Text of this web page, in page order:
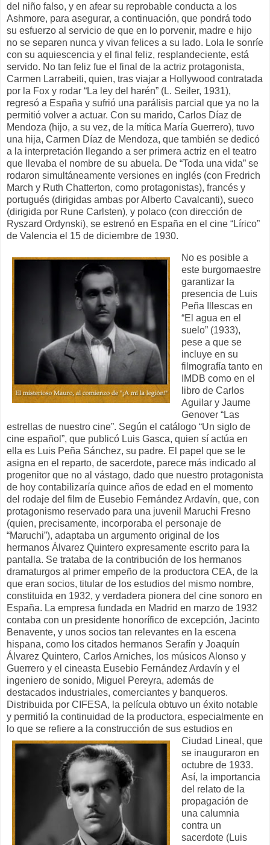
del niño falso, y en afear su reprobable conducta a los
Ashmore, para asegurar, a continuación, que pondrá todo
su esfuerzo al servicio de que en lo porvenir, madre e hijo
no se separen nunca y vivan felices a su lado. Lola le sonríe
con su aquiescencia y el final feliz, resplandeciente, está
servido. No tan feliz fue el final de la actriz protagonista,
Carmen Larrabeiti, quien, tras viajar a Hollywood contratada
por la Fox y rodar “La ley del harén” (L. Seiler, 1931),
regresó a España y sufrió una parálisis parcial que ya no la
permitió volver a actuar. Con su marido, Carlos Díaz de
Mendoza (hijo, a su vez, de la mítica María Guerrero), tuvo
una hija, Carmen Díaz de Mendoza, que también se dedicó
a la interpretación llegando a ser primera actriz en el teatro
que llevaba el nombre de su abuela. De “Toda una vida” se
rodaron simultáneamente versiones en inglés (con Fredrich
March y Ruth Chatterton, como protagonistas), francés y
portugués (dirigidas ambas por Alberto Cavalcanti), sueco
(dirigida por Rune Carlsten), y polaco (con dirección de
Ryszard Ordynski), se estrenó en España en el cine “Lírico”
de Valencia el 15 de diciembre de 1930.
No es posible a
este burgomaestre
garantizar la
presencia de Luis
Peña Illescas en
“El agua en el
suelo” (1933),
pese a que se
incluye en su
filmografía tanto en
IMDB como en el
libro de Carlos
Aguilar y Jaume
Genover “Las
estrellas de nuestro cine”. Según el catálogo “Un siglo de
cine español”, que publicó Luis Gasca, quien sí actúa en
ella es Luis Peña Sánchez, su padre. El papel que se le
asigna en el reparto, de sacerdote, parece más indicado al
progenitor que no al vástago, dado que nuestro protagonista
de hoy contabilizaría quince años de edad en el momento
del rodaje del film de Eusebio Fernández Ardavín, que, con
protagonismo reservado para una juvenil Maruchi Fresno
(quien, precisamente, incorporaba el personaje de
“Maruchi”), adaptaba un argumento original de los
hermanos Álvarez Quintero expresamente escrito para la
pantalla. Se trataba de la contribución de los hermanos
dramaturgos al primer empeño de la productora CEA, de la
que eran socios, titular de los estudios del mismo nombre,
constituida en 1932, y verdadera pionera del cine sonoro en
España. La empresa fundada en Madrid en marzo de 1932
contaba con un presidente honorífico de excepción, Jacinto
Benavente, y unos socios tan relevantes en la escena
hispana, como los citados hermanos Serafín y Joaquín
Álvarez Quintero, Carlos Arniches, los músicos Alonso y
Guerrero y el cineasta Eusebio Fernández Ardavín y el
ingeniero de sonido, Miguel Pereyra, además de
destacados industriales, comerciantes y banqueros.
Distribuida por CIFESA, la película obtuvo un éxito notable
y permitió la continuidad de la productora, especialmente en
lo que se refiere a la construcción de sus estudios en
Ciudad Lineal, que
se inauguraron en
octubre de 1933.
Así, la importancia
del relato de la
propagación de
una calumnia
contra un
sacerdote (Luis